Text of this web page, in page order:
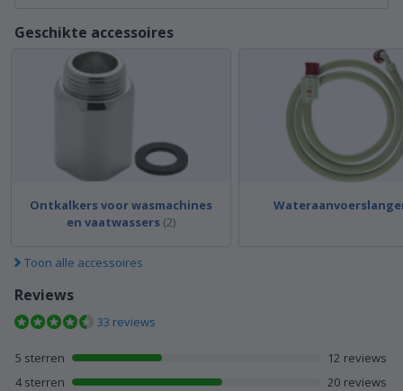
Geschikte accessoires
Ontkalkers voor wasmachines
en vaatwassers (2)
Toon alle accessoires
Reviews
33 reviews
12 reviews met 5 sterren
5 sterren 12 reviews
20 reviews met 4 sterren
4 sterren 20 reviews